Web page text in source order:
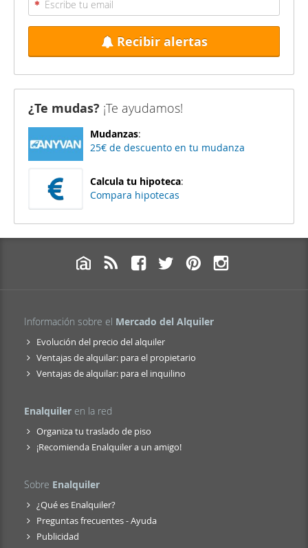
Recibir alertas
¿Te mudas? ¡Te ayudamos!
Mudanzas:
25€ de descuento en tu mudanza
Calcula tu hipoteca:
Compara hipotecas
Información sobre el Mercado del Alquiler
Evolución del precio del alquiler
Ventajas de alquilar: para el propietario
Ventajas de alquilar: para el inquilino
Enalquiler en la red
Organiza tu traslado de piso
¡Recomienda Enalquiler a un amigo!
Sobre Enalquiler
¿Qué es Enalquiler?
Preguntas frecuentes - Ayuda
Publicidad